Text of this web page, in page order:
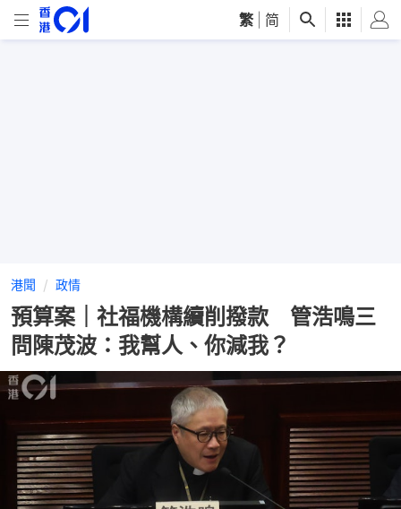
繁 简
港聞 政情
預算案｜社福機構續削撥款 管浩鳴三
問陳茂波：我幫人、你減我？